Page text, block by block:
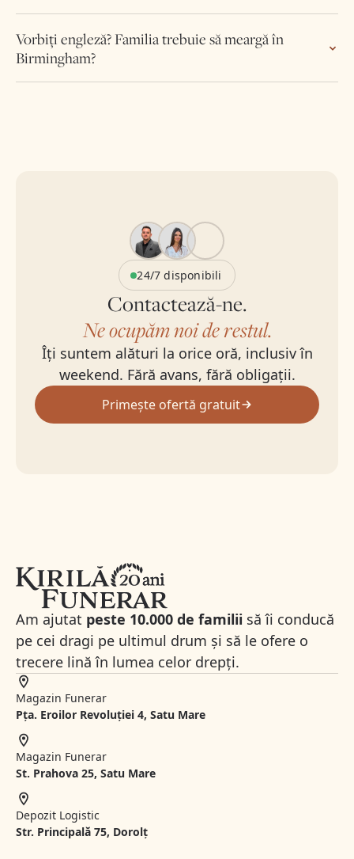
Vorbiți engleză? Familia trebuie să meargă în
Birmingham?
24/7 disponibili
Contactează-ne.
Ne ocupăm noi de restul.
Îți suntem alături la orice oră, inclusiv în
weekend. Fără avans, fără obligații.
Primește ofertă gratuit
Am ajutat peste 10.000 de familii să îi conducă
pe cei dragi pe ultimul drum și să le ofere o
trecere lină în lumea celor drepți.
Magazin Funerar
Pța. Eroilor Revoluției 4, Satu Mare
Magazin Funerar
St. Prahova 25, Satu Mare
Depozit Logistic
Str. Principală 75, Dorolț